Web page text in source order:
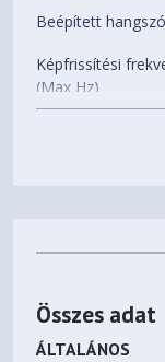
Beépített
Képfrissítési
(Max Hz)
Összes adat
ÁLTALÁNOS